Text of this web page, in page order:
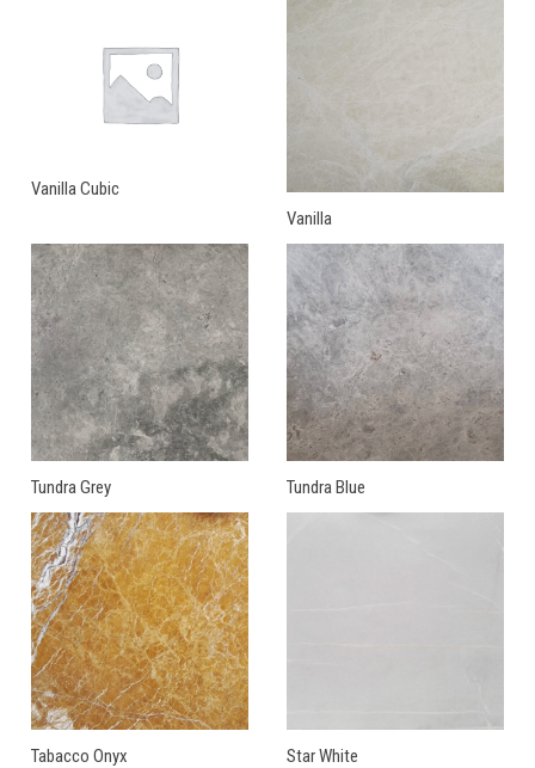
Vanilla Cubic
Vanilla
Tundra Grey Tundra Blue
Tabacco Onyx Star White